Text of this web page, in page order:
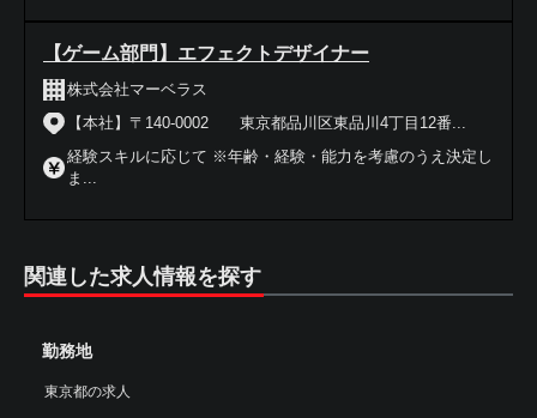
【ゲーム部門】エフェクトデザイナー
株式会社マーベラス
【本社】〒140-0002 東京都品川区東品川4丁目12番...
経験スキルに応じて ※年齢・経験・能力を考慮のうえ決定し
ま...
関連した求人情報を探す
勤務地
東京都の求人